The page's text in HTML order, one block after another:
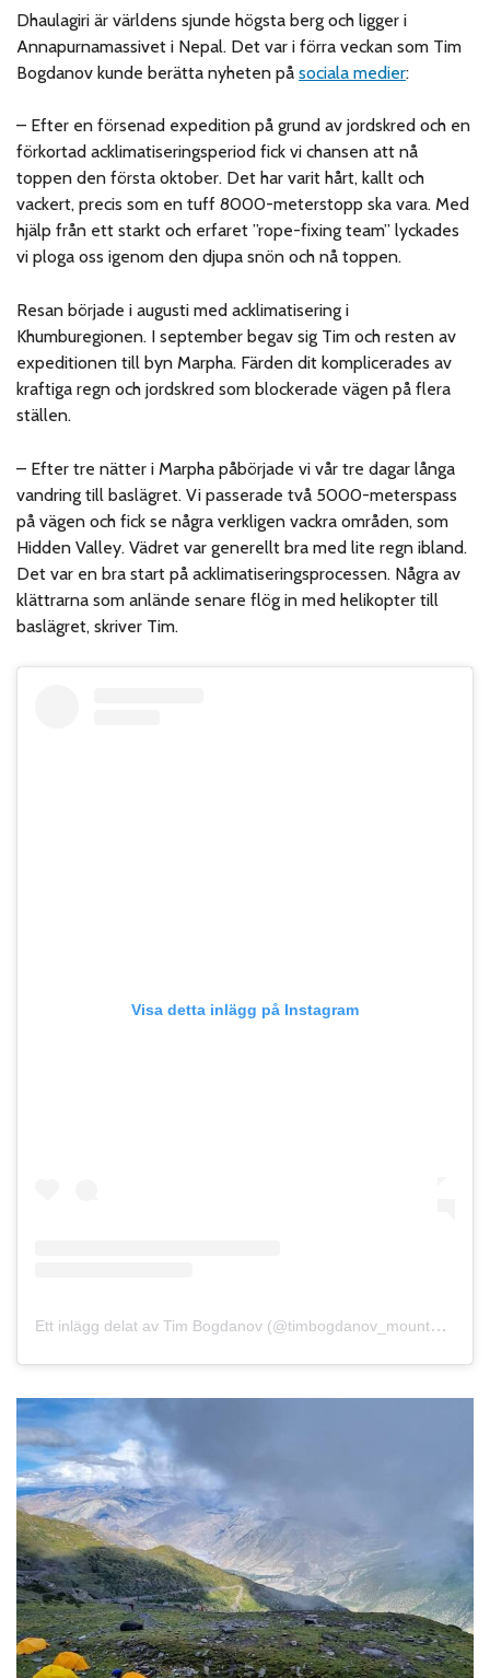
Dhaulagiri är världens sjunde högsta berg och ligger i
Annapurnamassivet i Nepal. Det var i förra veckan som Tim
Bogdanov kunde berätta nyheten påsociala medier:
– Efter en försenad expedition på grund av jordskred och en
förkortad acklimatiseringsperiod fick vi chansen att nå
toppen den första oktober. Det har varit hårt, kallt och
vackert, precis som en tuff 8000-meterstopp ska vara. Med
hjälp från ett starkt och erfaret ”rope-fixing team” lyckades
vi ploga oss igenom den djupa snön och nå toppen.
Resan började i augusti med acklimatisering i
Khumburegionen. I september begav sig Tim och resten av
expeditionen till byn Marpha. Färden dit komplicerades av
kraftiga regn och jordskred som blockerade vägen på flera
ställen.
– Efter tre nätter i Marpha påbörjade vi vår tre dagar långa
vandring till baslägret. Vi passerade två 5000-meterspass
på vägen och fick se några verkligen vackra områden, som
Hidden Valley. Vädret var generellt bra med lite regn ibland.
Det var en bra start på acklimatiseringsprocessen. Några av
klättrarna som anlände senare flög in med helikopter till
baslägret, skriver Tim.
Visa detta inlägg på Instagram
Ett inlägg delat av Tim Bogdanov (@timbogdanov_mountains)